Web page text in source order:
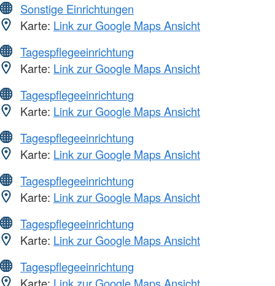
Sonstige Einrichtungen
Karte: Link zur Google Maps Ansicht
Tagespflegeeinrichtung
Karte: Link zur Google Maps Ansicht
Tagespflegeeinrichtung
Karte: Link zur Google Maps Ansicht
Tagespflegeeinrichtung
Karte: Link zur Google Maps Ansicht
Tagespflegeeinrichtung
Karte: Link zur Google Maps Ansicht
Tagespflegeeinrichtung
Karte: Link zur Google Maps Ansicht
Tagespflegeeinrichtung
Karte: Link zur Google Maps Ansicht